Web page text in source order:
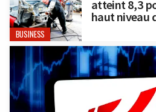
BUSINESS
atteint 8,3
haut niveau